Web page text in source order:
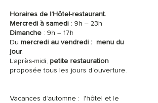
Horaires de l'Hôtel-restaurant.
Mercredi à samedi : 9h – 23h
Dimanche : 9h – 17h
Du mercredi au vendredi : menu du
jour.
L’après-midi, petite restauration
proposée tous les jours d’ouverture.
Vacances d'automne : l'hôtel et le